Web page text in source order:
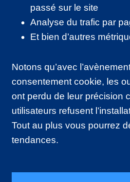
passé sur le site
Analyse du trafic par
Et bien d’autres
Notons qu’avec
consentement cookie, les
ont perdu de leur précision
utilisateurs refusent
Tout au plus vous pourrez
tendances.